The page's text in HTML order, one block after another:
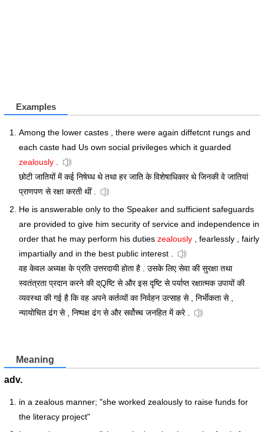
Examples
Among the lower castes , there were again diffetcnt rungs and
each caste had Us own social privileges which it guarded
zealously
छोटी जातियों में कई निषेघ्ध थे तथा हर जाति के विशेषाधिकार थे जिनकी वे जातियां
प्राणपण से रक्षा करती थीं .
He is answerable only to the Speaker and sufficient safeguards
are provided to give him security of service and independence in
order that he may perform his duties zealously , fearlessly , fairly
impartially and in the best public interest .
वह केवल अध्यक्ष के प्रति उत्तरदायी होता है . उसके लिए सेवा की सुरक्षा तथा
स्वतंत्रता प्रदान करने की द्Qष्टि से और इस दृष्टि से पर्याप्त रक्षात्मक उपायों की
व्यवस्था की गई है कि वह अपने कर्तव्यों का निर्वहन उत्साह से , निर्भीकता से ,
न्यायोचित ढंग से , निष्पक्ष ढंग से और सर्वोच्च जनहित में करे .
Meaning
adv.
in a zealous manner; "she worked zealously to raise funds for
the literacy project"